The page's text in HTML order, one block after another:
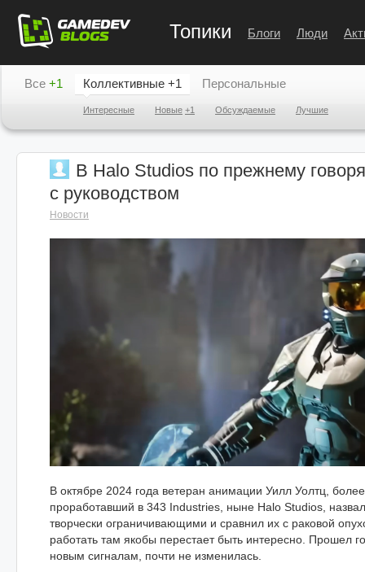
Топики Блоги Люди
Все +1 Коллективные +1
Интересные Новые +1 Обсуждаемые Лучшие
Персональные
В Halo Studios по прежнему
с руководством
Новости
В октябре 2024 года ветеран анимации Уилл Уолтц,
проработавший в 343 Industries, ныне Halo Studios,
творчески ограничивающими и сравнил их с раковой
работать там якобы перестает быть интересно. Прошел
новым сигналам, почти не изменилась.